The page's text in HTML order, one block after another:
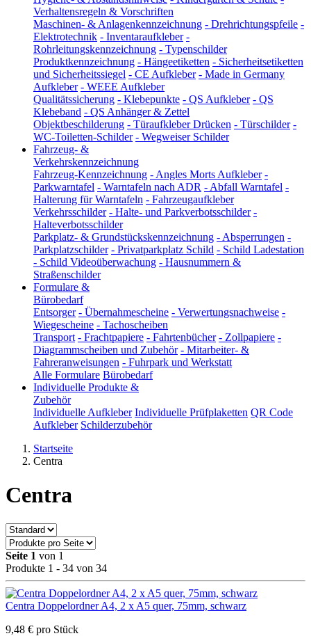
Verhaltensregeln & Vorschriften
Maschinen- & Anlagenkennzeichnung - Drehrichtungspfeile -
Elektrotechnik - Inventaraufkleber -
Rohrleitungskennzeichnung - Typenschilder
Produktkennzeichnung - Hängeetiketten - Sicherheitsetiketten
und Sicherheitssiegel - CE Aufkleber - Made in Germany
Aufkleber - WEEE Aufkleber
Qualitätssicherung - Klebepunkte - QS Aufkleber - QS
Klebeband - QS Anhänger & Zettel
Objektbeschilderung - Türaufkleber Drücken - Türschilder -
WC-Toiletten-Schilder - Wegweiser Schilder
Fahrzeug- &
Verkehrskennzeichnung
Fahrzeug-Kennzeichnung - Angles Morts Aufkleber -
Parkwarntafel - Warntafeln nach ADR - Abfall Warntafel -
Halterung für Warntafeln - Fahrzeugaufkleber
Verkehrsschilder - Halte- und Parkverbotsschilder -
Halteverbotsschilder
Parkplatz- & Grundstückskennzeichnung - Absperrungen -
Parkplatzschilder - Privatparkplatz Schild - Schild Ladestation
- Schild Videoüberwachung - Hausnummern &
Straßenschilder
Formulare &
Bürobedarf
Entsorger - Übernahmescheine - Verwertungsnachweise -
Wiegescheine - Tachoscheiben
Transport - Frachtpapiere - Fahrtenbücher - Zollpapiere -
Diagrammscheiben und Zubehör - Mitarbeiter- &
Fahreranweisungen - Fuhrpark und Werkstatt
Alle Formulare Bürobedarf
Individuelle Produkte &
Zubehör
Individuelle Aufkleber Individuelle Prüfplaketten QR Code
Aufkleber Schilderzubehör
Startseite
Centra
Centra
Seite 1 von 1
Produkte 1 - 34 von 34
Centra Doppelordner A4, 2 x A5 quer, 75mm, schwarz
9,48 € pro Stück